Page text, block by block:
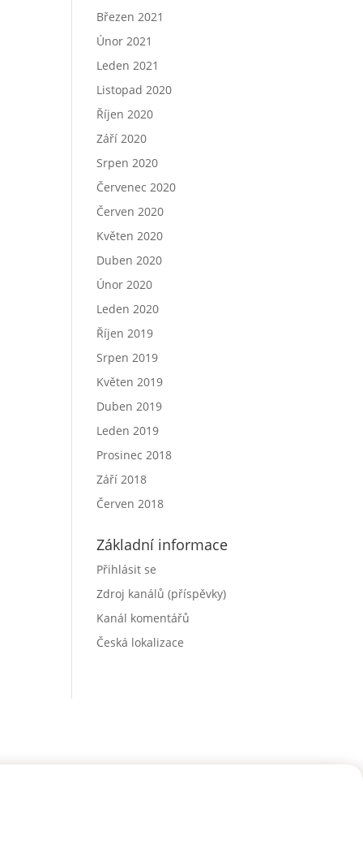
Březen 2021
Únor 2021
Leden 2021
Listopad 2020
Říjen 2020
Září 2020
Srpen 2020
Červenec 2020
Červen 2020
Květen 2020
Duben 2020
Únor 2020
Leden 2020
Říjen 2019
Srpen 2019
Květen 2019
Duben 2019
Leden 2019
Prosinec 2018
Září 2018
Červen 2018
Základní informace
Přihlásit se
Zdroj kanálů (příspěvky)
Kanál komentářů
Česká lokalizace